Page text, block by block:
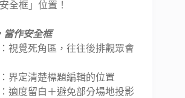
全框」位置！
當作安全框
視覺死角區，往往後排觀眾會
界定清楚標題編輯的位置
適度留白＋避免部分場地投影